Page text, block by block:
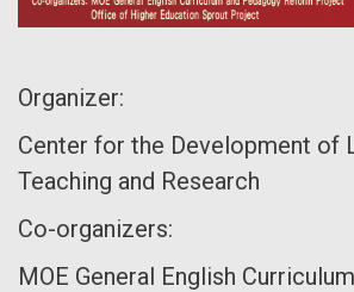
Organizer:
Center for the Development of
Teaching and Research
Co-organizers:
MOE General English